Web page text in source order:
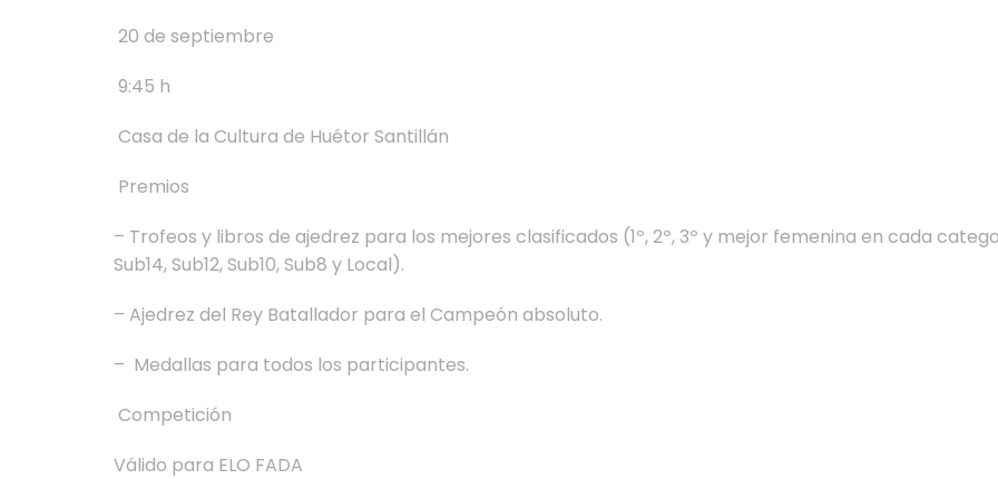
20 de septiembre
9:45 h
Casa de la Cultura de Huétor Santillán
Premios
– Trofeos y libros de ajedrez para los mejores clasificados (1º, 2º, 3º y mejor femenina en cada
Sub14, Sub12, Sub10, Sub8 y Local).
– ⁠Ajedrez del Rey Batallador para el Campeón absoluto.
– ⁠ Medallas para todos los participantes.
Competición
Válido para ELO FADA